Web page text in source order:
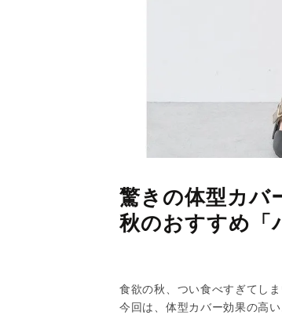
驚きの体型カバ
秋のおすすめ「
食欲の秋、つい食べすぎてし
今回は、体型カバー効果の高